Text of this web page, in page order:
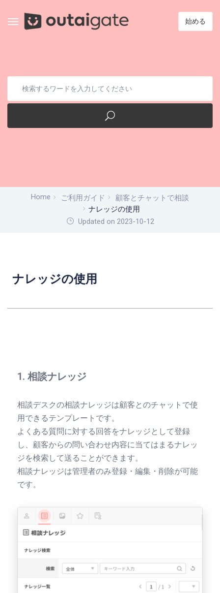
始める
Home ご利用ガイド
顧客とチャットで相談
ナレッジの使用
Updated on 2023-10-12
ナレッジの使用
1. 相談ナレッジ
相談デスクの相談ナレッジは顧客とのチャットで使
用できるテンプレートです。
よくある質問に対する回答をナレッジとして登録
し、顧客からの問い合わせ内容に当てはまるナレッ
ジを検索して送ることができます。
相談ナレッジは管理者のみ登録・編集・削除が可能
です。